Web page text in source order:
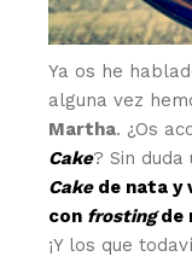
Ya os he
alguna vez
Martha. ¿Os
Cake? Sin
Cakede nata y
con frostingde
¡Y los que